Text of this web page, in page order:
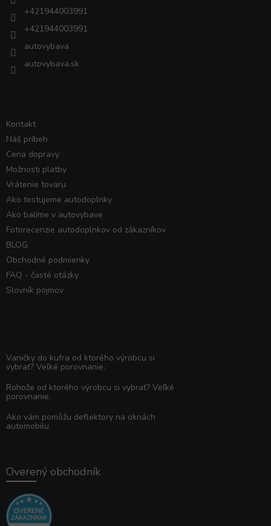
+421944003991
+421944003991
autovybava
autovybava.sk
Kontakt
Náš príbeh
Cena dopravy
Možnosti platby
Vrátenie tovaru
Ako testujeme autodoplnky
Ako balíme v autovybave
Fotorecenzie autodoplnkov od zákazníkov
BLOG
Obchodné podmienky
FAQ - časté otázky
Slovník pojmov
Vaničky do kufra od ktorého výrobcu si
vybrať? Veľké porovnanie.
Rohože od ktorého výrobcu si vybrať? Veľké
porovnanie.
Ako vám pomôžu deflektory na oknách
automobilu
Overený obchodník